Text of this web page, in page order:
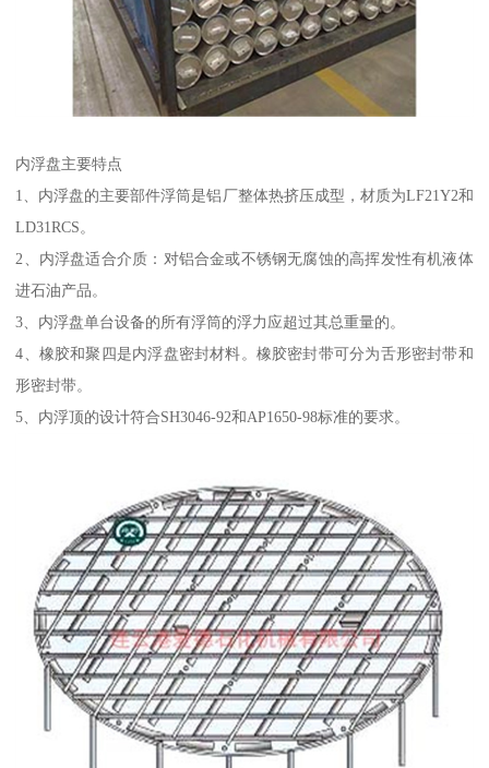
内浮盘主要特点
1、内浮盘的主要部件浮筒是铝厂整体热挤压成型，材质为LF21Y2和
LD31RCS。
2、内浮盘适合介质：对铝合金或不锈钢无腐蚀的高挥发性有机液体
进石油产品。
3、内浮盘单台设备的所有浮筒的浮力应超过其总重量的。
4、橡胶和聚四是内浮盘密封材料。橡胶密封带可分为舌形密封带和
形密封带。
5、内浮顶的设计符合SH3046-92和AP1650-98标准的要求。